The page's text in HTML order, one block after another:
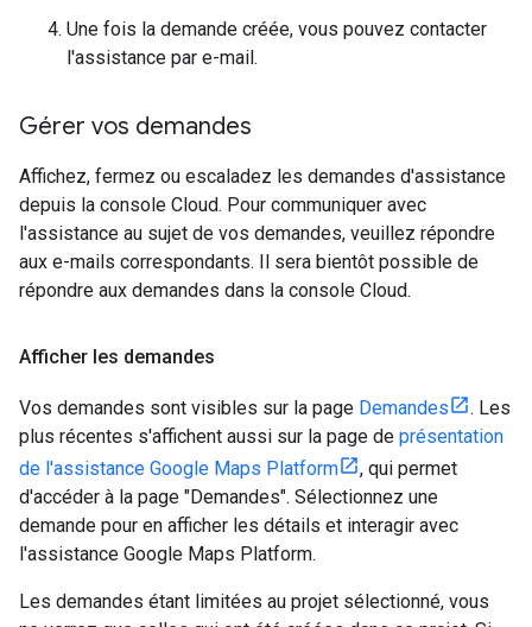
Une fois la demande créée, vous pouvez contacter
l'assistance par e-mail.
Gérer vos demandes
Affichez, fermez ou escaladez les demandes d'assistance
depuis la console Cloud. Pour communiquer avec
l'assistance au sujet de vos demandes, veuillez répondre
aux e-mails correspondants. Il sera bientôt possible de
répondre aux demandes dans la console Cloud.
Afficher les demandes
Vos demandes sont visibles sur la page Demandes
. Les
plus récentes s'affichent aussi sur la page de présentation
de l'assistance Google Maps Platform
, qui permet
d'accéder à la page "Demandes". Sélectionnez une
demande pour en afficher les détails et interagir avec
l'assistance Google Maps Platform.
Les demandes étant limitées au projet sélectionné, vous